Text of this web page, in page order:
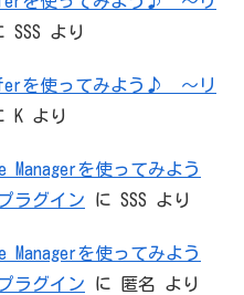
SSS より
を使ってみよう♪ ～リ
K より
Managerを使ってみよう
ラグイン に SSS より
Managerを使ってみよう
ラグイン に 匿名 より